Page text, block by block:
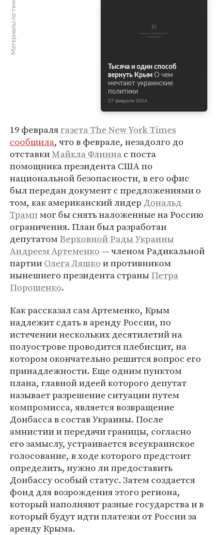
Материалы по теме
Тысяча и один способ
вернуть Крым О чем
мечтают украинские
политики
27 февраля 2016
19 февралягазета The New York Times
сообщила, что в феврале, незадолго до
отставкиМайкла Флиннас поста
помощника президента США по
национальной безопасности, в его офис
был передан документ с предложениями о
том, как американский лидер Дональд
Трампмог бы снять наложенные на Россию
ограничения. План был разработан
депутатомВерховной Рады Украины
Андреем Артеменко — членом Радикальной
партииОлега Ляшкои противником
нынешнего президента страныПетра
Порошенко.
Как рассказал сам Артеменко, Крым
надлежит сдать в аренду России, по
истечении нескольких десятилетий на
полуострове проводится плебисцит, на
котором окончательно решится вопрос его
принадлежности. Еще одним пунктом
плана, главной идеей которого депутат
называет разрешение ситуации путем
компромисса, является возвращение
Донбасса в состав Украины. После
амнистии и передачи границы, согласно
его замыслу, устраивается всеукраинское
голосование, в ходе которого предстоит
определить, нужно ли предоставить
Донбассу особый статус. Затем создается
фонд для возрождения этого региона,
который наполняют разные государства и в
который будут идти платежи от России за
аренду Крыма.